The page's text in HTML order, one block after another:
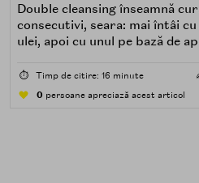
Double cleansing înseamnă
consecutivi, seara: mai întâi
ulei, apoi cu unul pe bază de
poluare. Al doilea
⏱️ Timp de citire: 16 minute
0 persoane apreciază acest articol